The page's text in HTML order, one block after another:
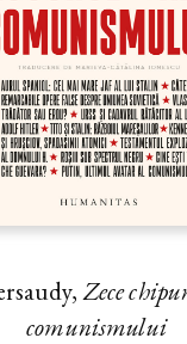
Zece
comunismului